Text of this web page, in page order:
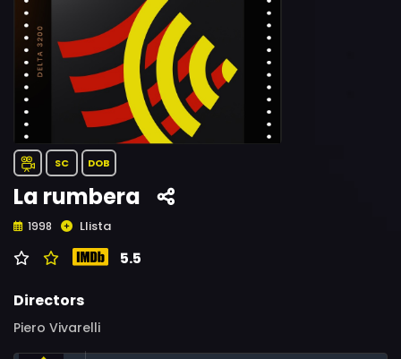
SC DOB
La rumbera
1998 Llista
5.5
Directors
Piero Vivarelli